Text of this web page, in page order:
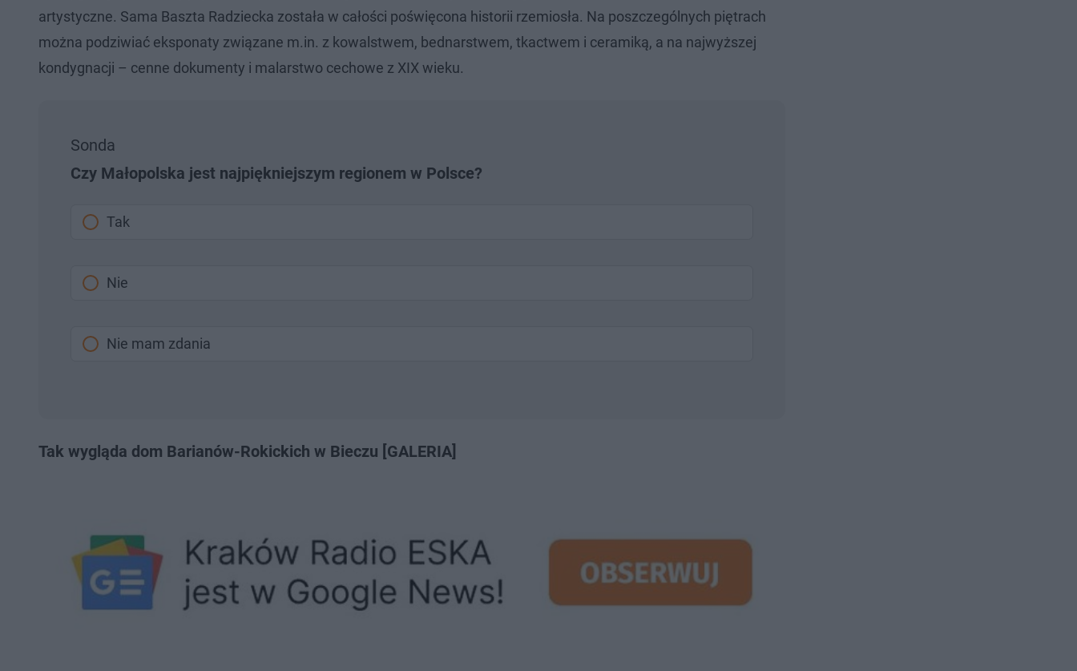
artystyczne. Sama Baszta Radziecka została w całości poświęcona historii rzemiosła. Na poszczególnych piętrach
można podziwiać eksponaty związane m.in. z kowalstwem, bednarstwem, tkactwem i ceramiką, a na najwyższej
kondygnacji – cenne dokumenty i malarstwo cechowe z XIX wieku.
Sonda
Czy Małopolska jest najpiękniejszym regionem w Polsce?
Tak
Nie
Nie mam zdania
Tak wygląda dom Barianów-Rokickich w Bieczu [GALERIA]